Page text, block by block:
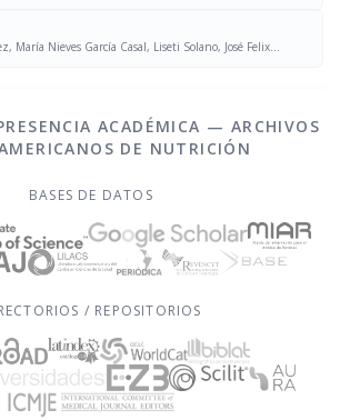
María Nieves García Casal, Liseti Solano, José Felix
ACADÉMICA — ARCHIVOS
DE NUTRICIÓN
BASES DE DATOS
/ REPOSITORIOS